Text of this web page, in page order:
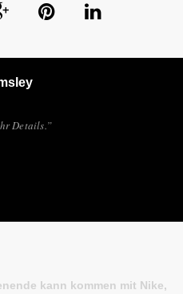
Details.”
kann kommen mit Nike,